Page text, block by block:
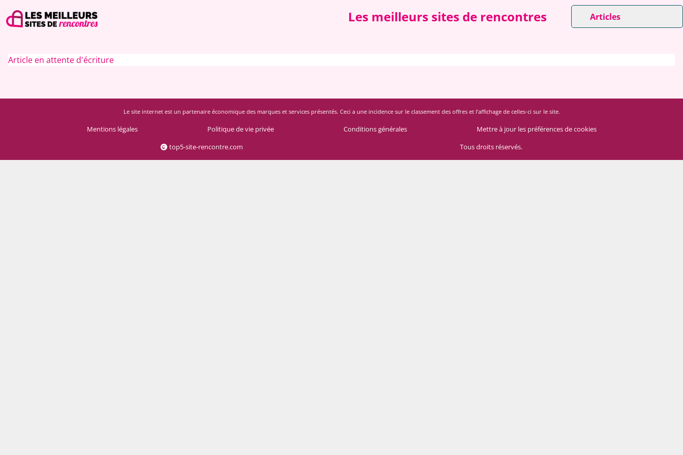
Les meilleurs sites de rencontres Articles
Article en attente d'écriture
Le site internet est un partenaire économique des marques et services présentés. Ceci a une incidence sur le classement des offres et l’affichage de celles-ci sur le site.
Mentions légales Politique de vie privée Conditions générales
Mettre à jour les préférences de cookies
top5-site-rencontre.com
Tous droits réservés.